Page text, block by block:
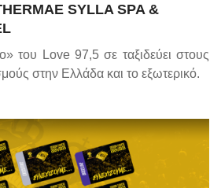
SYLLA SPA &
του Love97,5 σε ταξιδεύει στους
στην Ελλάδα και το εξωτερικό.